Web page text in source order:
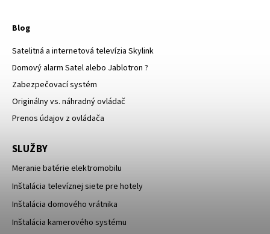
Blog
Satelitná a internetová televízia Skylink
Domový alarm Satel alebo Jablotron ?
Zabezpečovací systém
Originálny vs. náhradný ovládač
Prenos údajov z ovládača
SLUŽBY
Meranie batérie elektromobilu
Inštalácia televíznej siete pre hotely
Inštalácia domového vrátnika
Inštalácia kamerového systému